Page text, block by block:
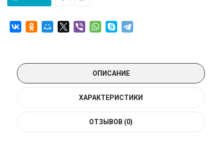
ОПИСАНИЕ
ХАРАКТЕРИСТИКИ
ОТЗЫВОВ (0)